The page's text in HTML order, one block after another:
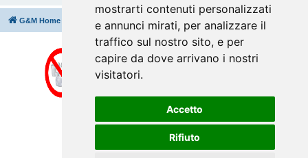
mostrarti contenuti personalizzati
e annunci mirati, per analizzare il
traffico sul nostro sito, e per
capire da dove arrivano i nostri
visitatori.
Accetto
Rifiuto
G&M Home Tutti gli orari sonoUTC+02:00
Cancella cookie